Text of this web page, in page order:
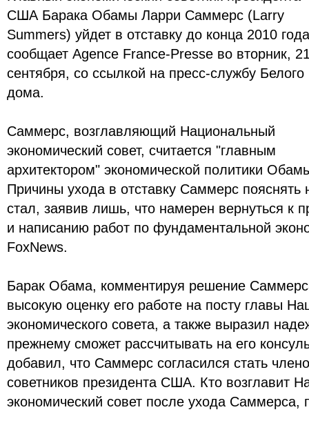
США Барака Обамы Ларри Саммерс (Larry
Summers) уйдет в отставку до конца 2010
сообщает Agence France-Presse во вторник,
сентября, со ссылкой на пресс-службу Белого
дома.
Саммерс, возглавляющий Национальный
экономический совет, считается "главным
архитектором" экономической политики
Причины ухода в отставку Саммерс пояснять
стал, заявив лишь, что намерен вернуться к
и написанию работ по фундаментальной
FoxNews.
Барак Обама, комментируя решение
высокую оценку его работе на посту главы
экономического совета, а также выразил
прежнему сможет рассчитывать на его
добавил, что Саммерс согласился стать
советников президента США. Кто возглавит
экономический совет после ухода Саммерса,